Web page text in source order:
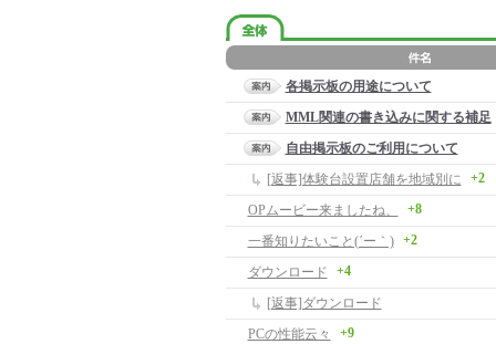
各掲示板の用途について
MML関連の書き込みに関する補足
自由掲示板のご利用について
[返事]体験台設置店舗を地域別に
+2
OPムービー来ましたね、 +8
一番知りたいこと(´ー｀) +2
ダウンロード +4
[返事]ダウンロード
PCの性能云々
+9